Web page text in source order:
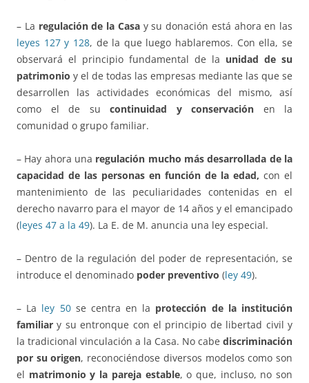
– La regulación de la Casay su donación está ahora en las
leyes 127 y 128, de la que luego hablaremos. Con ella, se
observará el principio fundamental de la unidad de su
patrimonio y el de todas las empresas mediante las que se
desarrollen las actividades económicas del mismo, así
como el de su continuidad y conservación en la
comunidad o grupo familiar.
– Hay ahora una regulación mucho más desarrollada de la
capacidad de las personas en función de la edad, con el
mantenimiento de las peculiaridades contenidas en el
derecho navarro para el mayor de 14 años y el emancipado
(leyes 47 a la 49). La E. de M. anuncia una ley especial.
– Dentro de la regulación del poder de representación, se
introduce el denominado poder preventivo (ley 49).
– La ley 50se centra en la protección de la institución
familiar y su entronque con el principio de libertad civil y
la tradicional vinculación a la Casa. No cabe discriminación
por su origen, reconociéndose diversos modelos como son
el matrimonio y la pareja estable, o que, incluso, no son